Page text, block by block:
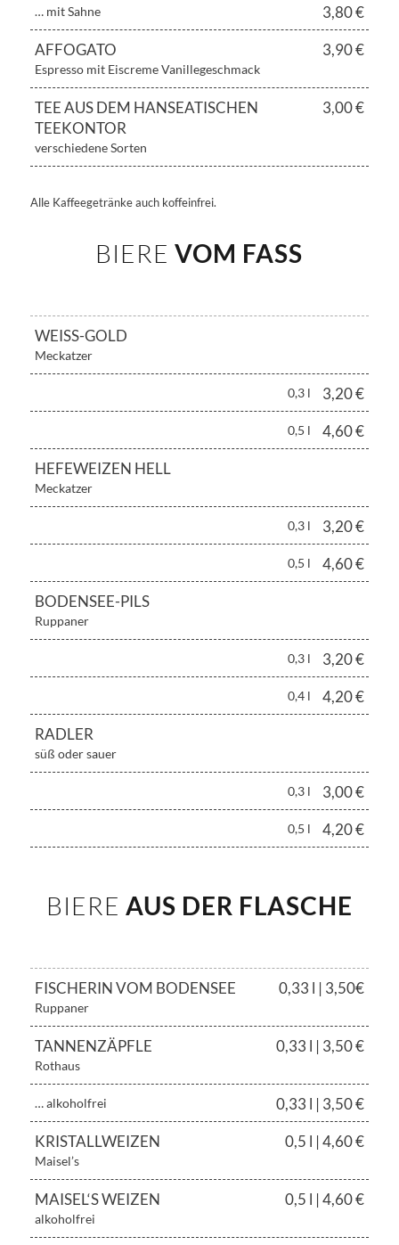
3,80 €
… mit Sahne
AFFOGATO 3,90 €
Espresso mit Eiscreme Vanillegeschmack
TEE AUS DEM HANSEATISCHEN
TEEKONTOR
3,00 €
verschiedene Sorten
Alle Kaffeegetränke auch koffeinfrei.
BIEREVOM FASS
WEISS-GOLD
Meckatzer
3,20 €
0,3 l
4,60 €
0,5 l
HEFEWEIZEN HELL
Meckatzer
3,20 €
0,3 l
4,60 €
0,5 l
BODENSEE-PILS
Ruppaner
3,20 €
0,3 l
4,20 €
0,4 l
RADLER
süß oder sauer
3,00 €
0,3 l
4,20 €
0,5 l
BIERE AUS DER FLASCHE
FISCHERIN VOM BODENSEE 0,33 l | 3,50€
Ruppaner
TANNENZÄPFLE 0,33 l | 3,50 €
Rothaus
0,33 l | 3,50 €
… alkoholfrei
KRISTALLWEIZEN 0,5 l | 4,60 €
Maisel’s
MAISEL‘S WEIZEN 0,5 l | 4,60 €
alkoholfrei